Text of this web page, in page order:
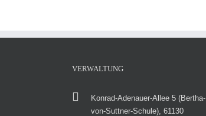
VERWALTUNG
Konrad-Adenauer-Allee 5 (Bertha-
von-Suttner-Schule), 61130